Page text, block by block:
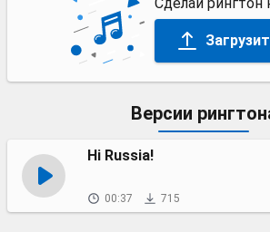
Версии
Hi Russia!
00:37 715